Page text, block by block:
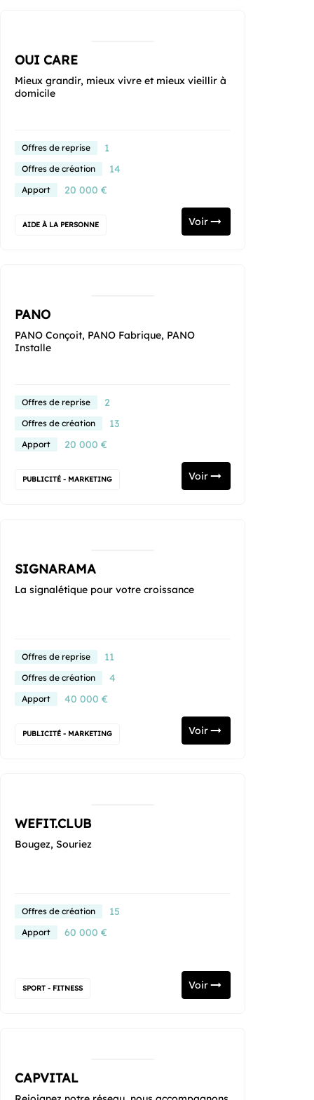
OUI CARE
Mieux grandir, mieux vivre et mieux vieillir à
domicile
Offres de reprise 1
Offres de création 14
Apport 20 000 €
AIDE À LA PERSONNE Voir
PANO
PANO Conçoit, PANO Fabrique, PANO
Installe
Offres de reprise 2
Offres de création 13
Apport 20 000 €
PUBLICITÉ - MARKETING Voir
SIGNARAMA
La signalétique pour votre croissance
Offres de reprise 11
Offres de création 4
Apport 40 000 €
PUBLICITÉ - MARKETING Voir
WEFIT.CLUB
Bougez, Souriez
Offres de création 15
Apport 60 000 €
SPORT - FITNESS Voir
CAPVITAL